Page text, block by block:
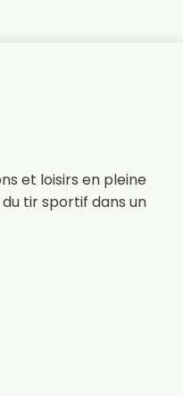
et loisirs en pleine
tir sportif dans un